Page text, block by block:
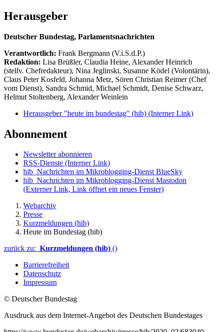
Herausgeber
Deutscher Bundestag, Parlamentsnachrichten
Verantwortlich: Frank Bergmann (V.i.S.d.P.)
Redaktion: Lisa Brüßler, Claudia Heine, Alexander Heinrich
(stellv. Chefredakteur), Nina Jeglinski, Susanne Ködel (Volontärin),
Claus Peter Kosfeld, Johanna Metz, Sören Christian Reimer (Chef
vom Dienst), Sandra Schmid, Michael Schmidt, Denise Schwarz,
Helmut Stoltenberg, Alexander Weinlein
Herausgeber "heute im bundestag" (hib) (Interner Link)
Abonnement
Newsletter abonnieren
RSS-Dienste (Interner Link)
hib_Nachrichten im Mikroblogging-Dienst BlueSky
hib_Nachrichten im Mikroblogging-Dienst Mastodon
(Externer Link, Link öffnet ein neues Fenster)
Webarchiv
Presse
Kurzmeldungen (hib)
Heute im Bundestag (hib)
zurück zu: Kurzmeldungen (hib) ()
Barrierefreiheit
Datenschutz
Impressum
© Deutscher Bundestag
Ausdruck aus dem Internet-Angebot des Deutschen Bundestages